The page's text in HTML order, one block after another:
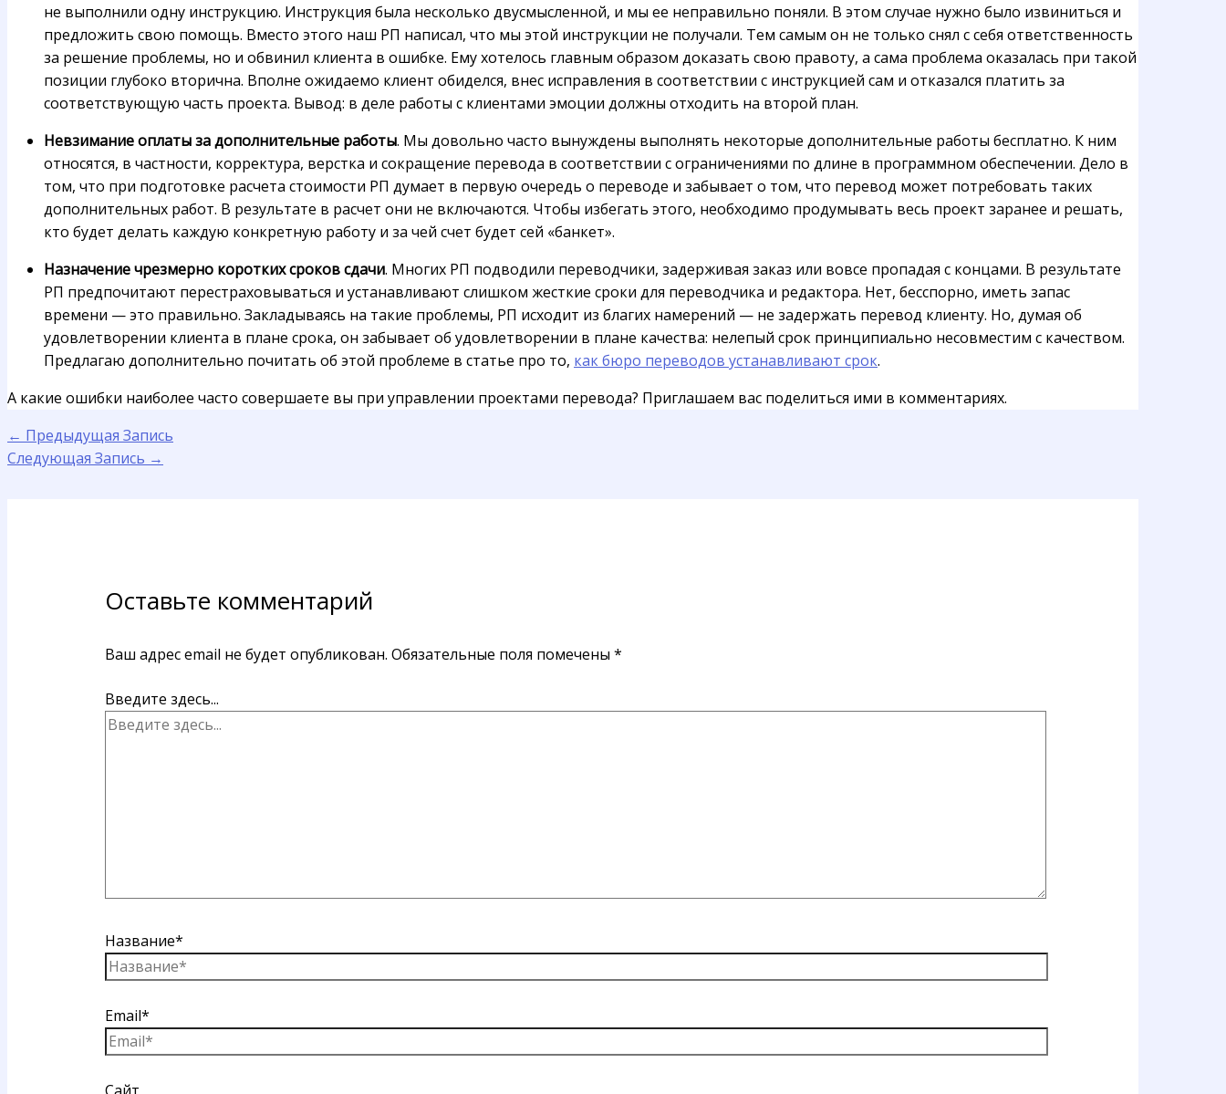
не выполнили одну инструкцию. Инструкция была несколько двусмысленной, и мы ее неправильно поняли. В этом случае нужно было извиниться и
предложить свою помощь. Вместо этого наш РП написал, что мы этой инструкции не получали. Тем самым он не только снял с себя ответственность
за решение проблемы, но и обвинил клиента в ошибке. Ему хотелось главным образом доказать свою правоту, а сама проблема оказалась при такой
позиции глубоко вторична. Вполне ожидаемо клиент обиделся, внес исправления в соответствии с инструкцией сам и отказался платить за
соответствующую часть проекта. Вывод: в деле работы с клиентами эмоции должны отходить на второй план.
Невзимание оплаты за дополнительные работы. Мы довольно часто вынуждены выполнять некоторые дополнительные работы бесплатно. К ним
относятся, в частности, корректура, верстка и сокращение перевода в соответствии с ограничениями по длине в программном обеспечении. Дело в
том, что при подготовке расчета стоимости РП думает в первую очередь о переводе и забывает о том, что перевод может потребовать таких
дополнительных работ. В результате в расчет они не включаются. Чтобы избегать этого, необходимо продумывать весь проект заранее и решать,
кто будет делать каждую конкретную работу и за чей счет будет сей «банкет».
Назначение чрезмерно коротких сроков сдачи. Многих РП подводили переводчики, задерживая заказ или вовсе пропадая с концами. В результате
РП предпочитают перестраховываться и устанавливают слишком жесткие сроки для переводчика и редактора. Нет, бесспорно, иметь запас
времени — это правильно. Закладываясь на такие проблемы, РП исходит из благих намерений — не задержать перевод клиенту. Но, думая об
удовлетворении клиента в плане срока, он забывает об удовлетворении в плане качества: нелепый срок принципиально несовместим с качеством.
Предлагаю дополнительно почитать об этой проблеме в статье про то, как бюро переводов устанавливают срок.
А какие ошибки наиболее часто совершаете вы при управлении проектами перевода? Приглашаем вас поделиться ими в комментариях.
← Предыдущая Запись
Следующая Запись →
Оставьте комментарий
Ваш адрес email не будет опубликован. Обязательные поля помечены *
Введите здесь...
Название*
Email*